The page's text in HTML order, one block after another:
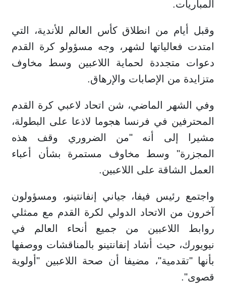
المباريات.
وقبل أيام من انطلاق كأس العالم للأندية، التي
امتدت فعالياتها لشهر، وجه مسؤولو كرة القدم
دعوات متجددة لحماية اللاعبين وسط مخاوف
متزايدة من الإصابات والإرهاق.
وفي الشهر الماضي، شن اتحاد لاعبي كرة القدم
المحترفين في فرنسا هجوما لاذعا على البطولة،
مشيرا إلى أنه "من الضروري وقف هذه
المجزرة" وسط مخاوف مستمرة بشأن أعباء
العمل الشاقة على اللاعبين.
واجتمع رئيس فيفا، جياني إنفانتينو، ومسؤولون
آخرون من الاتحاد الدولي لكرة القدم مع ممثلي
روابط اللاعبين من جميع أنحاء العالم في
نيويورك، حيث أشاد إنفانتينو بالمناقشات ووصفها
بأنها "تقدمية"، مضيفا أن صحة اللاعبين "أولوية
قصوى".